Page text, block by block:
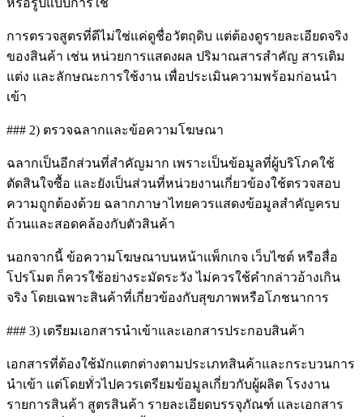
หรือรูปแบบการใช้
การตรวจสูตรที่ดีไม่ใช่แค่ดูชื่อวัตถุดิบ แต่ต้องดูรายละเอียดจริง
ของสินค้า เช่น หน่วยการแสดงผล ปริมาณสารสำคัญ สารเติม
แต่ง และลักษณะการใช้งาน เพื่อประเมินความพร้อมก่อนนำ
เข้า
### 2) ตรวจฉลากและข้อความโฆษณา
ฉลากเป็นอีกส่วนที่สำคัญมาก เพราะเป็นข้อมูลที่ผู้บริโภคใช้
ตัดสินใจซื้อ และยังเป็นส่วนที่หน่วยงานเกี่ยวข้องใช้ตรวจสอบ
ความถูกต้องด้วย ฉลากภาษาไทยควรแสดงข้อมูลสำคัญครบ
ถ้วนและสอดคล้องกับตัวสินค้า
นอกจากนี้ ข้อความโฆษณาบนหน้าแพ็กเกจ เว็บไซต์ หรือสื่อ
โปรโมต ก็ควรใช้อย่างระมัดระวัง ไม่ควรใช้คำกล่าวอ้างเกิน
จริง โดยเฉพาะสินค้าที่เกี่ยวข้องกับสุขภาพหรือโภชนาการ
### 3) เตรียมเอกสารนำเข้าและเอกสารประกอบสินค้า
เอกสารที่ต้องใช้มักแตกต่างตามประเภทสินค้าและกระบวนการ
นำเข้า แต่โดยทั่วไปควรเตรียมข้อมูลเกี่ยวกับผู้ผลิต โรงงาน
รายการสินค้า สูตรสินค้า รายละเอียดบรรจุภัณฑ์ และเอกสาร